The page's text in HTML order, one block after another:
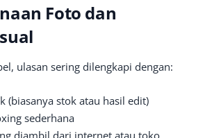
Foto dan
ulasan sering dilengkapi dengan:
(biasanya stok atau hasil edit)
sederhana
diambil dari internet atau toko